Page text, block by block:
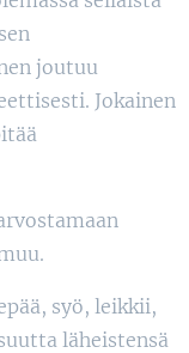
joutuu
Jokainen
syö, leikkii,
läheistensä